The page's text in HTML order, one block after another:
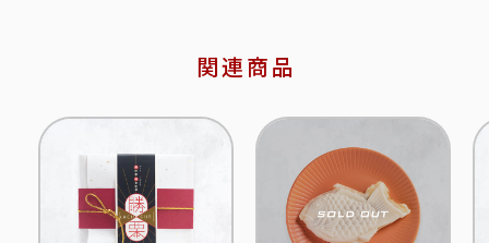
関連商品